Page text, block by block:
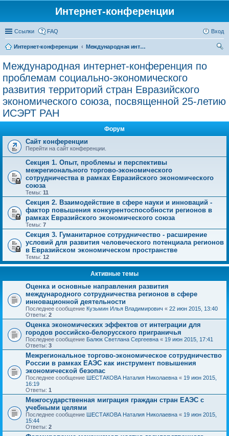
Интернет-конференции
Ссылки FAQ Вход
Интернет-конференции
Международная интернет-конференция по проблемам социально-экономического развития территорий стран Евразийского экономического союза, посвященной 25-летию ИСЭРТ РАН
Международная интернет-конференция по
проблемам социально-экономического
развития территорий стран Евразийского
экономического союза, посвященной 25-летию
ИСЭРТ РАН
Форум
Сайт конференции
Перейти на сайт конференции.
Секция 1. Опыт, проблемы и перспективы
межрегионального торгово-экономического
сотрудничества в рамках Евразийского экономического
союза
Темы: 11
Секция 2. Взаимодействие в сфере науки и инноваций -
фактор повышения конкурентоспособности регионов в
рамках Евразийского экономического союза
Темы: 7
Секция 3. Гуманитарное сотрудничество - расширение
условий для развития человеческого потенциала регионов
в Евразийском экономическом пространстве
Темы: 12
Активные темы
Оценка и основные направления развития
международного сотрудничества регионов в сфере
инновационной деятельности
Последнее сообщение Кузьмин Илья Владимирович « 22 июн 2015, 13:40
Ответы: 2
Оценка экономических эффектов от интеграции для
городов российско-белорусского приграничья
Последнее сообщение Балюк Светлана Сергеевна « 19 июн 2015, 17:41
Ответы: 3
Межрегиональное торгово-экономическое сотрудничество
России в рамках ЕАЭС как инструмент повышения
экономической безопас
Последнее сообщение ШЕСТАКОВА Наталия Николаевна « 19 июн 2015,
16:19
Ответы: 1
Межгосударственная миграция граждан стран ЕАЭС с
учебными целями
Последнее сообщение ШЕСТАКОВА Наталия Николаевна « 19 июн 2015,
15:44
Ответы: 2